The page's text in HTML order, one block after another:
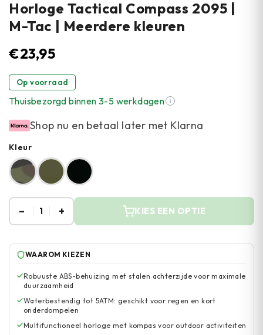
Horloge Tactical Compass 2095 |
M-Tac | Meerdere kleuren
€23,95
Op voorraad
Thuisbezorgd binnen 3-5 werkdagen
Shop nu en betaal later met Klarna
Kleur
– 1 + KIES EEN OPTIE
WAAROM KIEZEN
Robuuste ABS-behuizing met stalen achterzijde voor maximale
duurzaamheid
Waterbestendig tot 5ATM: geschikt voor regen en kort
onderdompelen
Multifunctioneel horloge met kompas voor outdoor activiteiten